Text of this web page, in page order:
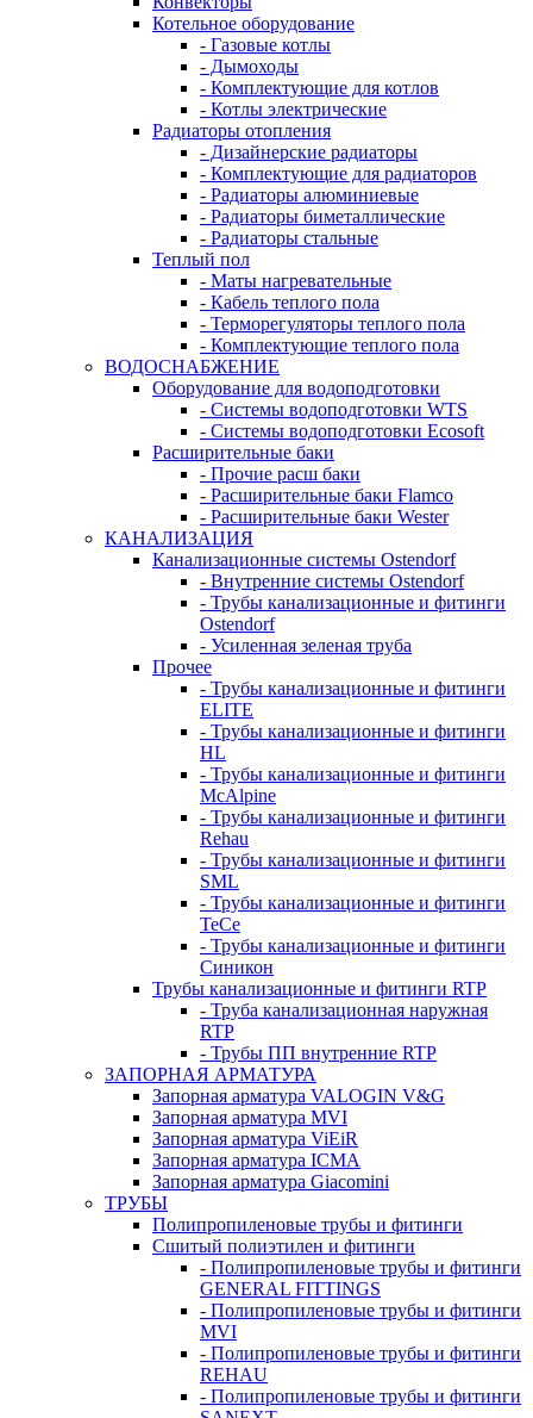
Котельное оборудование
- Газовые котлы
- Дымоходы
- Комплектующие для котлов
- Котлы электрические
Радиаторы отопления
- Дизайнерские радиаторы
- Комплектующие для радиаторов
- Радиаторы алюминиевые
- Радиаторы биметаллические
- Радиаторы стальные
Теплый пол
- Маты нагревательные
- Кабель теплого пола
- Терморегуляторы теплого пола
- Комплектующие теплого пола
ВОДОСНАБЖЕНИЕ
Оборудование для водоподготовки
- Системы водоподготовки WTS
- Системы водоподготовки Ecosoft
Расширительные баки
- Прочие расш баки
- Расширительные баки Flamco
- Расширительные баки Wester
КАНАЛИЗАЦИЯ
Канализационные системы Ostendorf
- Внутренние системы Ostendorf
- Трубы канализационные и фитинги
Ostendorf
- Усиленная зеленая труба
Прочее
- Трубы канализационные и фитинги
ELITE
- Трубы канализационные и фитинги
HL
- Трубы канализационные и фитинги
McAlpine
- Трубы канализационные и фитинги
Rehau
- Трубы канализационные и фитинги
SML
- Трубы канализационные и фитинги
TeCe
- Трубы канализационные и фитинги
Синикон
Трубы канализационные и фитинги RTP
- Труба канализационная наружная
RTP
- Трубы ПП внутренние RTP
ЗАПОРНАЯ АРМАТУРА
Запорная арматура VALOGIN V&G
Запорная арматура MVI
Запорная арматура ViEiR
Запорная арматура ICMA
Запорная арматура Giacomini
ТРУБЫ
Полипропиленовые трубы и фитинги
Сшитый полиэтилен и фитинги
- Полипропиленовые трубы и фитинги
GENERAL FITTINGS
- Полипропиленовые трубы и фитинги
MVI
- Полипропиленовые трубы и фитинги
REHAU
- Полипропиленовые трубы и фитинги